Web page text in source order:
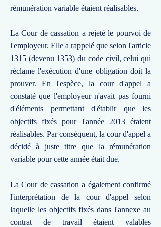
rémunération variable étaient réalisables.
La Cour de cassation a rejeté le pourvoi de
l'employeur. Elle a rappelé que selon l'article
1315 (devenu 1353) du code civil, celui qui
réclame l'exécution d'une obligation doit la
prouver. En l'espèce, la cour d'appel a
constaté que l'employeur n'avait pas fourni
d'éléments permettant d'établir que les
objectifs fixés pour l'année 2013 étaient
réalisables. Par conséquent, la cour d'appel a
décidé à juste titre que la rémunération
variable pour cette année était due.
La Cour de cassation a également confirmé
l'interprétation de la cour d'appel selon
laquelle les objectifs fixés dans l'annexe au
contrat de travail étaient valables